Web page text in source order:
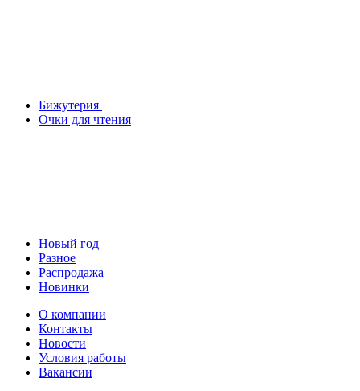
Бижутерия
Очки для чтения
Новый год
Разное
Распродажа
Новинки
О компании
Контакты
Новости
Условия работы
Вакансии